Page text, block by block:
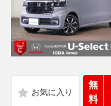
無
料